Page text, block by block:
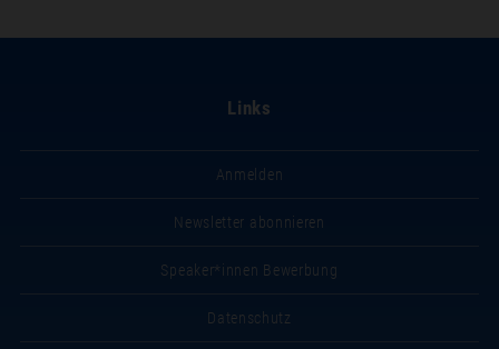
Links
Anmelden
Newsletter abonnieren
Speaker*innen Bewerbung
Datenschutz